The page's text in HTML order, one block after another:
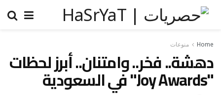
Home منوعات
دهشة.. فخر.. وامتنان.. أبرز لحظات
"Joy Awards" في السعودية